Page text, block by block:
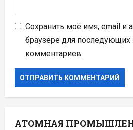
Сохранить моё имя, email и
браузере для последующих
комментариев.
АТОМНАЯ